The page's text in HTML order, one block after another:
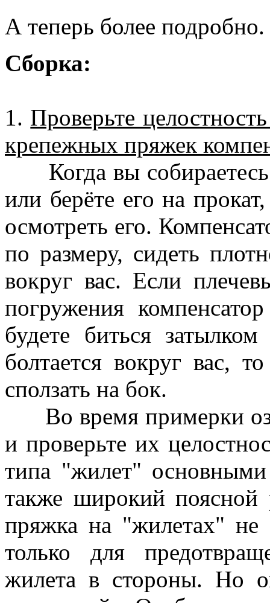
А теперь более подробно.
Сборка:
1. Проверьте
крепежных пряжек
Когда вы собираетесь
или берёте его на
осмотреть его.
по размеру, сидеть
вокруг вас. Если
погружения
будете биться
болтается вокруг вас,
сползать на бок.
Во время примерки
и проверьте их
типа "жилет"
также широкий поясной
пряжка на "жилетах" не
только для
жилета в стороны. Но